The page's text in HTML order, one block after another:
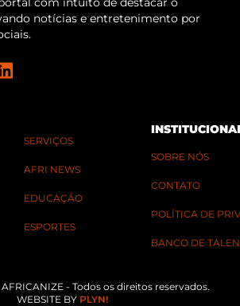
notícias e entretenimento por
SERVIÇOS
AFRI NEWS
EDUCAÇÃO
ESPORTES
SOBRE NÓS
CONTATO
POLÍTICA DE
BANCO DE
- Todos os direitos reservados.
WEBSITE BY PLYN!